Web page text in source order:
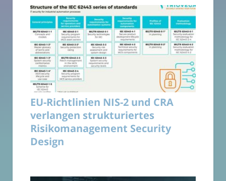
EU-Richtlinien NIS-2 und CRA
verlangen strukturiertes
Risikomanagement Security
Design